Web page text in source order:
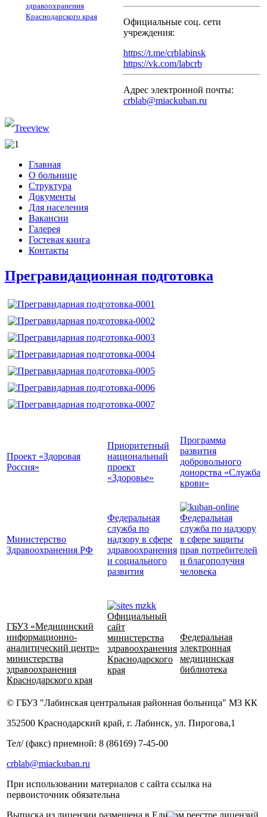
здравоохранения
Краснодарского края
Официальные соц. сети
учреждения:
https://t.me/crblabinsk
https://vk.com/labcrb
Адрес электронной почты:
crblab@miackuban.ru
Главная
О больнице
Структура
Документы
Для населения
Вакансии
Галерея
Гостевая книга
Контакты
Прегравидационная подготовка
Проект «Здоровая
Россия»
Приоритетный
национальный
проект
«Здоровье»
Программа
развития
добровольного
донорства «Служба
крови»
Министерство
Здравоохранения РФ
Федеральная
служба по
надзору в сфере
здравоохранения
и социального
развития
Федеральная
служба по надзору
в сфере защиты
прав потребителей
и благополучия
человека
ГБУЗ «Медицинский
информационно-
аналитический центр»
министерства
здравоохранения
Краснодарского края
Официальный
сайт
министерства
здравоохранения
Краснодарского
края
Федеральная
электронная
медицинская
библиотека
© ГБУЗ "Лабинская центральная районная больница" МЗ КК
352500 Краснодарский край, г. Лабинск, ул. Пирогова,1
Тел/ (факс) приемной: 8 (86169) 7-45-00
crblab@miackuban.ru
При использовании материалов с сайта ссылка на
первоисточник обязательна
Выписка из лицензии размещена в Едином реестре лицензий